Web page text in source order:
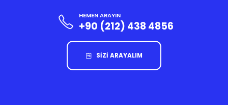
HEMEN ARAYIN
+90 (212) 438 4856
SİZİ ARAYALIM